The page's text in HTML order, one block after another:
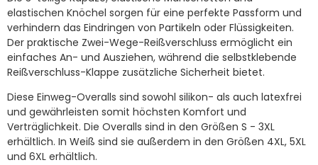
elastischen Knöchel sorgen für eine perfekte Passform und
verhindern das Eindringen von Partikeln oder Flüssigkeiten.
Der praktische Zwei-Wege-Reißverschluss ermöglicht ein
einfaches An- und Ausziehen, während die selbstklebende
Reißverschluss-Klappe zusätzliche Sicherheit bietet.
Diese Einweg-Overalls sind sowohl silikon- als auch latexfrei
und gewährleisten somit höchsten Komfort und
Verträglichkeit. Die Overalls sind in den Größen S - 3XL
erhältlich. In Weiß sind sie außerdem in den Größen 4XL, 5XL
und 6XL erhältlich.